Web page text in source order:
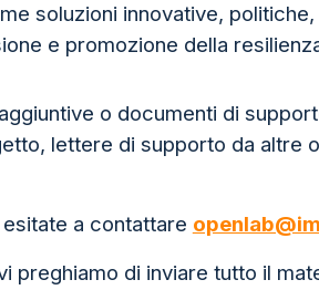
soluzioni innovative,
e promozione della
o documenti di
lettere di supporto da altre
a contattare
di inviare tutto il